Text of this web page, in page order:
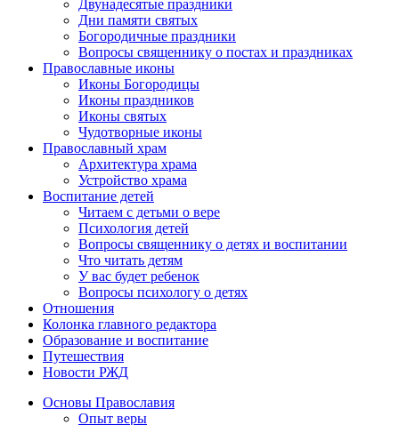
Двунадесятые праздники
Дни памяти святых
Богородичные праздники
Вопросы священнику о постах и праздниках
Православные иконы
Иконы Богородицы
Иконы праздников
Иконы святых
Чудотворные иконы
Православный храм
Архитектура храма
Устройство храма
Воспитание детей
Читаем с детьми о вере
Психология детей
Вопросы священнику о детях и воспитании
Что читать детям
У вас будет ребенок
Вопросы психологу о детях
Отношения
Колонка главного редактора
Образование и воспитание
Путешествия
Новости РЖД
Основы Православия
Опыт веры